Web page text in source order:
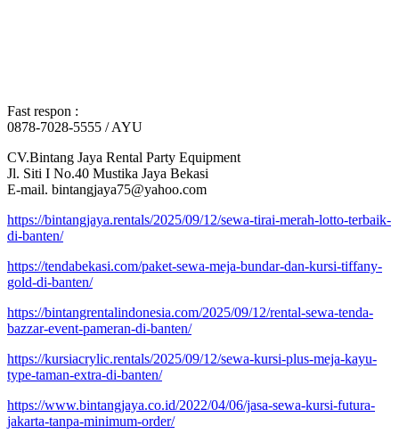
Fast respon :
0878-7028-5555 / AYU
CV.Bintang Jaya Rental Party Equipment
Jl. Siti I No.40 Mustika Jaya Bekasi
E-mail. bintangjaya75@yahoo.com
https://bintangjaya.rentals/2025/09/12/sewa-tirai-merah-lotto-terbaik-
di-banten/
https://tendabekasi.com/paket-sewa-meja-bundar-dan-kursi-tiffany-
gold-di-banten/
https://bintangrentalindonesia.com/2025/09/12/rental-sewa-tenda-
bazzar-event-pameran-di-banten/
https://kursiacrylic.rentals/2025/09/12/sewa-kursi-plus-meja-kayu-
type-taman-extra-di-banten/
https://www.bintangjaya.co.id/2022/04/06/jasa-sewa-kursi-futura-
jakarta-tanpa-minimum-order/